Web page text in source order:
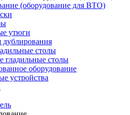
(оборудование для ВТО)
утюги
дублирования
столы
гладильные столы
оборудование
устройства